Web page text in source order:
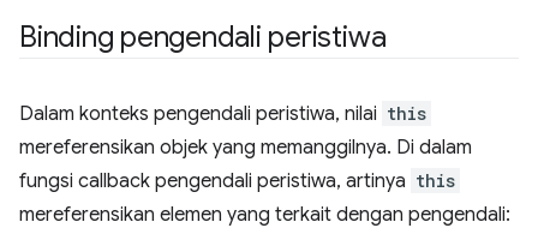
Binding pengendali peristiwa
Dalam konteks pengendali peristiwa, nilai this
mereferensikan objek yang memanggilnya. Di dalam
fungsi callback pengendali peristiwa, artinya this
mereferensikan elemen yang terkait dengan pengendali: